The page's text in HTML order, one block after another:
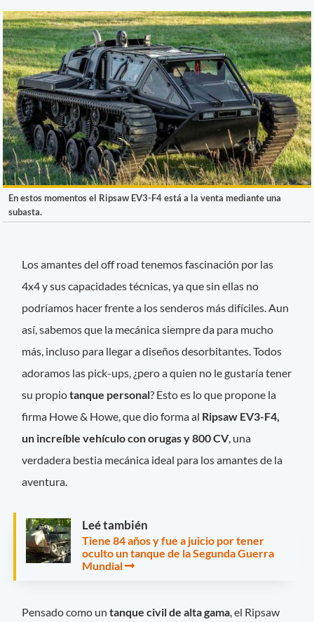
En estos momentos el Ripsaw EV3-F4 está a la venta mediante una
subasta.
Los amantes del off road tenemos fascinación por las
4x4 y sus capacidades técnicas, ya que sin ellas no
podríamos hacer frente a los senderos más difíciles. Aun
así, sabemos que la mecánica siempre da para mucho
más, incluso para llegar a diseños desorbitantes. Todos
adoramos las pick-ups, ¿pero a quien no le gustaría tener
su propiotanque personal? Esto es lo que propone la
firma Howe & Howe, que dio forma al Ripsaw EV3-F4,
un increíble vehículo con orugas y 800 CV, una
verdadera bestia mecánica ideal para los amantes de la
aventura.
Leé también
Tiene 84 años y fue a juicio por tener
oculto un tanque de la Segunda Guerra
Mundial
Pensado como untanque civil de alta gama, el Ripsaw